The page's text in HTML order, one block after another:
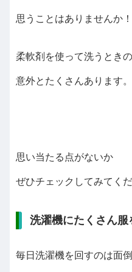
思うことはありませんか
柔軟剤を使って洗うとき
意外とたくさんあります。
思い当たる点がないか
ぜひチェックしてみてくだ
洗濯機にたくさん服
毎日洗濯機を回すのは面倒